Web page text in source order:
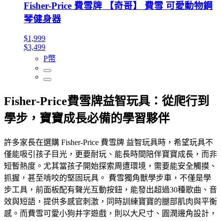
Fisher-Price 費雪牌 【奇哥】 費雪 可愛動物鋼
琴健身器
$1,999
$3,499
P幣
Fisher-Price費雪牌益智玩具：從爬行到
學步，寶寶成長必備的學習夥伴
許多家長在選購 Fisher-Price 費雪牌 益智玩具時，希望玩具不
僅能吸引孩子目光，更要耐玩、能長時間陪伴寶寶成長，而非
短暫熱度。尤其當孩子開始探索周遭環境，需要能安全觸摸、
抓握，甚至啃咬的堅固玩具。 費雪獨角獸學步車，不僅是學
步工具，前面板配有聲光互動按鈕，能發出超過30種歌曲、音
效與短語，提供多感官刺激，同時訓練寶寶的腿部肌肉與平衡
感。而費雪可愛小狗井字遊戲，則以大尺寸、圓潤邊角設計，